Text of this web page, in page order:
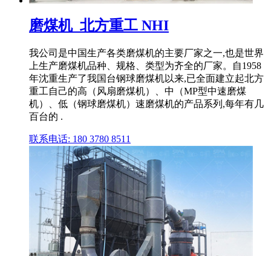
磨煤机_北方重工 NHI
我公司是中国生产各类磨煤机的主要厂家之一,也是世界
上生产磨煤机品种、规格、类型为齐全的厂家。自1958
年沈重生产了我国台钢球磨煤机以来,已全面建立起北方
重工自己的高（风扇磨煤机）、中（MP型中速磨煤
机）、低（钢球磨煤机）速磨煤机的产品系列,每年有几
百台的 .
联系电话: 180 3780 8511